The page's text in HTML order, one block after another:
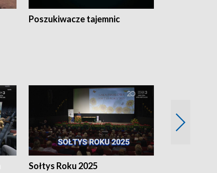
Poszukiwacze tajemnic
Sołtys Roku 2025